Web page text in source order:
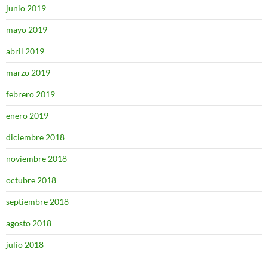
junio 2019
mayo 2019
abril 2019
marzo 2019
febrero 2019
enero 2019
diciembre 2018
noviembre 2018
octubre 2018
septiembre 2018
agosto 2018
julio 2018